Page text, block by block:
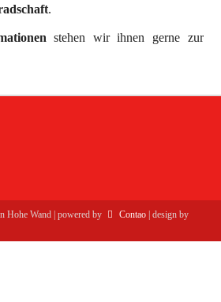
.
stehen wir ihnen gerne zur
Hohe Wand | powered by Contao | design by